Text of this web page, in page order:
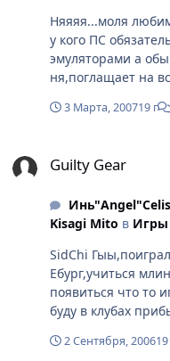
Няяяя...моля
у кого ПС
эмуляторами а
ня,поглащает на
3 Марта, 200719 г
Guilty Gear
Инь"Angel"Celis
Kisagi Mito в Игры
SidChi
Ебург,учиться
появиться что то
буду в клубах
учиться я
2 Сентября, 200619